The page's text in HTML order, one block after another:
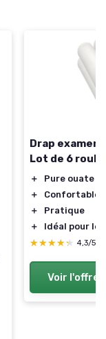
Drap examen
Lot de 6
＋
Pure ouate
＋
Confortable
＋
Pratique
＋
Idéal pour
★★★★★
★★★★★ 4,3/5
Voir l'offre